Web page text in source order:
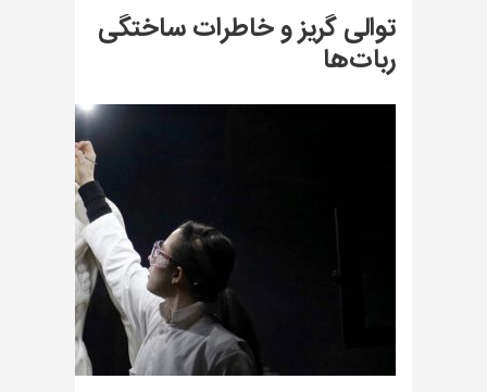
توالی گریز و خاطرات ساختگی
ربات‌ها